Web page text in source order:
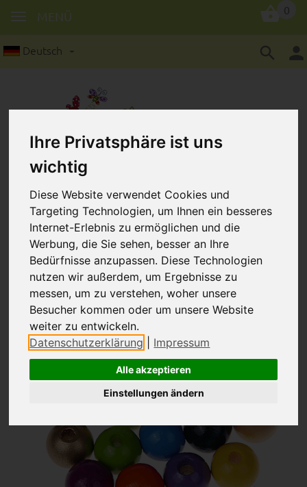
Ihre Privatsphäre ist uns
wichtig
Diese Website verwendet Cookies und
Targeting Technologien, um Ihnen ein besseres
Internet-Erlebnis zu ermöglichen und die
Werbung, die Sie sehen, besser an Ihre
Bedürfnisse anzupassen. Diese Technologien
nutzen wir außerdem, um Ergebnisse zu
messen, um zu verstehen, woher unsere
Besucher kommen oder um unsere Website
weiter zu entwickeln.
Datenschutzerklärung
Impressum
Alle akzeptieren
Einstellungen ändern
Deutsch
MENÜ
Holzperlen in 10 mm: 8
Stück/Packung